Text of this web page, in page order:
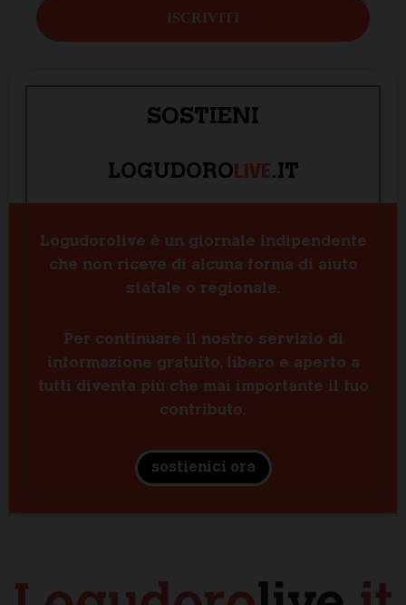
SOSTIENI
LOGUDOROLIVE.IT
Logudorolive è un giornale indipendente
che non riceve di alcuna forma di aiuto
statale o regionale.
Per continuare il nostro servizio di
informazione gratuito, libero e aperto a
tutti diventa più che mai importante il tuo
contributo.
sostienici ora